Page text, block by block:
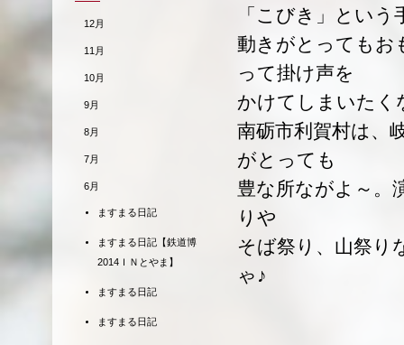
「こびき」とい
動きがとってもお
って掛け声を
かけてしまいたく
南砺市利賀村は、
がとっても
豊な所ながよ～。
りや
そば祭り、山祭り
ゃ♪
12月
11月
10月
9月
8月
7月
6月
ますまる日記
ますまる日記【鉄道博
2014ＩＮとやま】
ますまる日記
ますまる日記